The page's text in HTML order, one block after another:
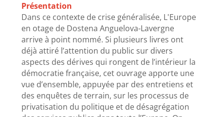
Présentation
Dans ce contexte de crise généralisée, L'Europe
en otage de Dostena Anguelova-Lavergne
arrive à point nommé. Si plusieurs livres ont
déjà attiré l’attention du public sur divers
aspects des dérives qui rongent de l’intérieur la
démocratie française, cet ouvrage apporte une
vue d’ensemble, appuyée par des entretiens et
des enquêtes de terrain, sur les processus de
privatisation du politique et de désagrégation